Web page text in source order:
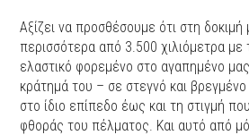
Αξίζει να προσθέσουμε ότι στη δοκιμή
περισσότερα από 3.500 χιλιόμετρα με
ελαστικό φορεμένο στο αγαπημένο
κράτημά του – σε στεγνό και
στο ίδιο επίπεδο έως και τη στιγμή
φθοράς του πέλματος. Και αυτό από